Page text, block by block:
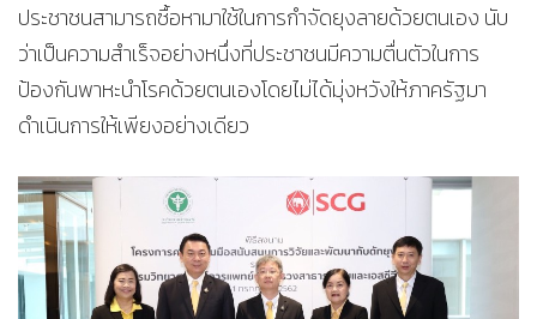
ประชาชนสามารถซื้อหามาใช้ในการกำจัดยุงลายด้วยตนเอง นับ
ว่าเป็นความสำเร็จอย่างหนึ่งที่ประชาชนมีความตื่นตัวในการ
ป้องกันพาหะนำโรคด้วยตนเองโดยไม่ได้มุ่งหวังให้ภาครัฐมา
ดำเนินการให้เพียงอย่างเดียว